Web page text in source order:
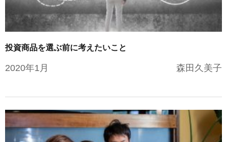
お申し込み後の手続きの流れ
運営における役割分担・年金資産の保護
リスク許容度診断
運用商品を知ろう
バランス型投資信託の選び方
運用商品の配分方法
加入者の方
お申し込み後に届く書類について
iDeCoの給付金について
よくある質問
投資商品を選ぶ前に考えたいこと
2020年1月 森田久美子